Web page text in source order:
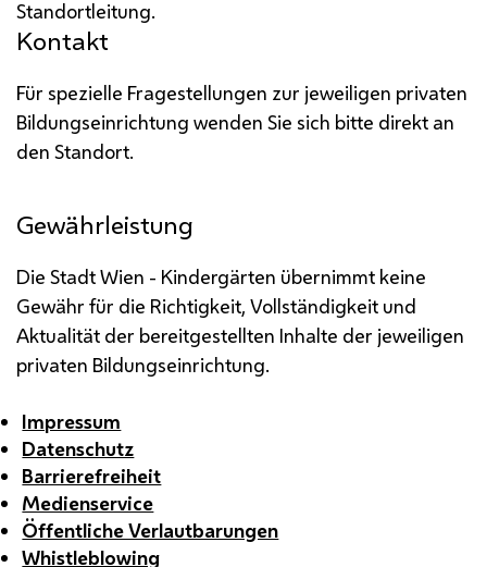
Standortleitung.
Kontakt
Für spezielle Fragestellungen zur jeweiligen privaten
Bildungseinrichtung wenden Sie sich bitte direkt an
den Standort.
Gewährleistung
Die Stadt Wien - Kindergärten übernimmt keine
Gewähr für die Richtigkeit, Vollständigkeit und
Aktualität der bereitgestellten Inhalte der jeweiligen
privaten Bildungseinrichtung.
Impressum
Datenschutz
Barrierefreiheit
Medienservice
Öffentliche Verlautbarungen
Whistleblowing